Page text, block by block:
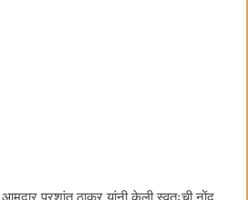
प्रशांत ठाकूर यांनी केली स्वतःची नोंद